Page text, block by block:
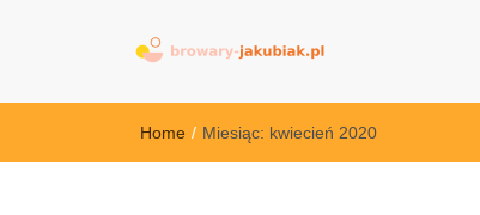
Home / Miesiąc: kwiecień 2020